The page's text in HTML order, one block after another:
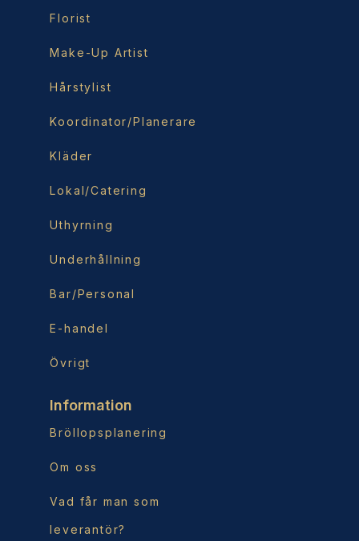
Florist
Make-Up Artist
Hårstylist
Koordinator/Planerare
Kläder
Lokal/Catering
Uthyrning
Underhållning
Bar/Personal
E-handel
Övrigt
Information
Bröllopsplanering
Om oss
Vad får man som
leverantör?